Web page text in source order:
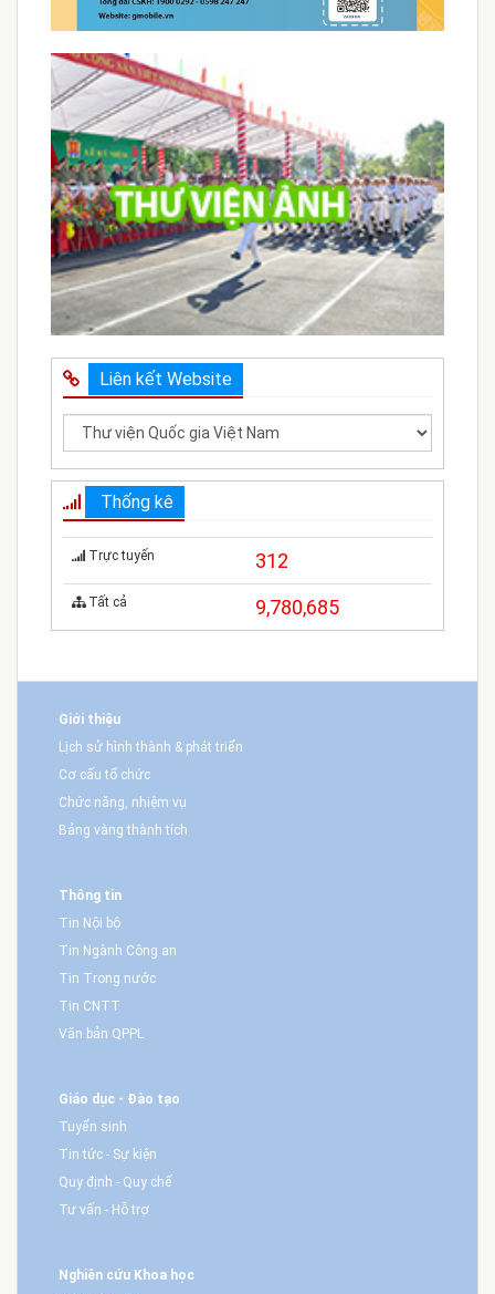
Liên kết Website
Thống kê
Trực tuyến 312
Tất cả 9,780,685
Giới thiệu
Lịch sử hình thành & phát triển
Cơ cấu tổ chức
Chức năng, nhiệm vụ
Bảng vàng thành tích
Thông tin
Tin Nội bộ
Tin Ngành Công an
Tin Trong nước
Tin CNTT
Văn bản QPPL
Giáo dục - Đào tạo
Tuyển sinh
Tin tức - Sự kiện
Quy định - Quy chế
Tư vấn - Hỗ trợ
Nghiên cứu Khoa học